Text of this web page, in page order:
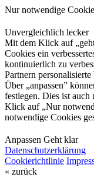
Nur notwendige
Unvergleichlich lecker
Mit dem Klick auf
Cookies ein
kontinuierlich zu
Partnern
Über „anpassen”
festlegen. Dies ist
Klick auf „Nur
notwendige Cookies
Anpassen Geht klar
Datenschutzerklärung
Cookierichtlinie
« zurück